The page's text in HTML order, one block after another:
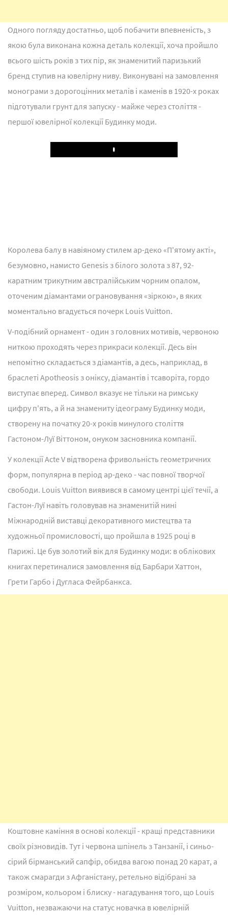
Одного погляду достатньо, щоб побачити впевненість, з
якою була виконана кожна деталь колекції, хоча пройшло
всього шість років з тих пір, як знаменитий паризький
бренд ступив на ювелірну ниву. Виконувані на замовлення
монограми з дорогоцінних металів і каменів в 1920-х роках
підготували грунт для запуску - майже через століття -
першої ювелірної колекції Будинку моди.
Play
Королева балу в навіяному стилем ар-деко «П'ятому акті»,
безумовно, намисто Genesis з білого золота з 87, 92-
каратним трикутним австралійським чорним опалом,
оточеним діамантами ограновування «зіркою», в яких
моментально вгадується почерк Louis Vuitton.
V-подібний орнамент - один з головних мотивів, червоною
ниткою проходять через прикраси колекції. Десь він
непомітно складається з діамантів, а десь, наприклад, в
браслеті Apotheosis з оніксу, діамантів і тсаворіта, гордо
виступає вперед. Символ вказує не тільки на римську
цифру п'ять, а й на знамениту ідеограму Будинку моди,
створену на початку 20-х років минулого століття
Гастоном-Луї Віттоном, онуком засновника компанії.
У колекції Acte V відтворена фривольність геометричних
форм, популярна в період ар-деко - час повної творчої
свободи. Louis Vuitton виявився в самому центрі цієї течії, а
Гастон-Луї навіть головував на знаменитій нині
Міжнародній виставці декоративного мистецтва та
художньої промисловості, що пройшла в 1925 році в
Парижі. Це був золотий вік для Будинку моди: в облікових
книгах перетиналися замовлення від Барбари Хаттон,
Грети Гарбо і Дугласа Фейрбанкса.
Коштовне каміння в основі колекції - кращі представники
своїх різновидів. Тут і червона шпінель з Танзанії, і синьо-
сірий бірманський сапфір, обидва вагою понад 20 карат, а
також смарагди з Афганістану, ретельно відібрані за
розміром, кольором і блиску - нагадування того, що Louis
Vuitton, незважаючи на статус новачка в ювелірній